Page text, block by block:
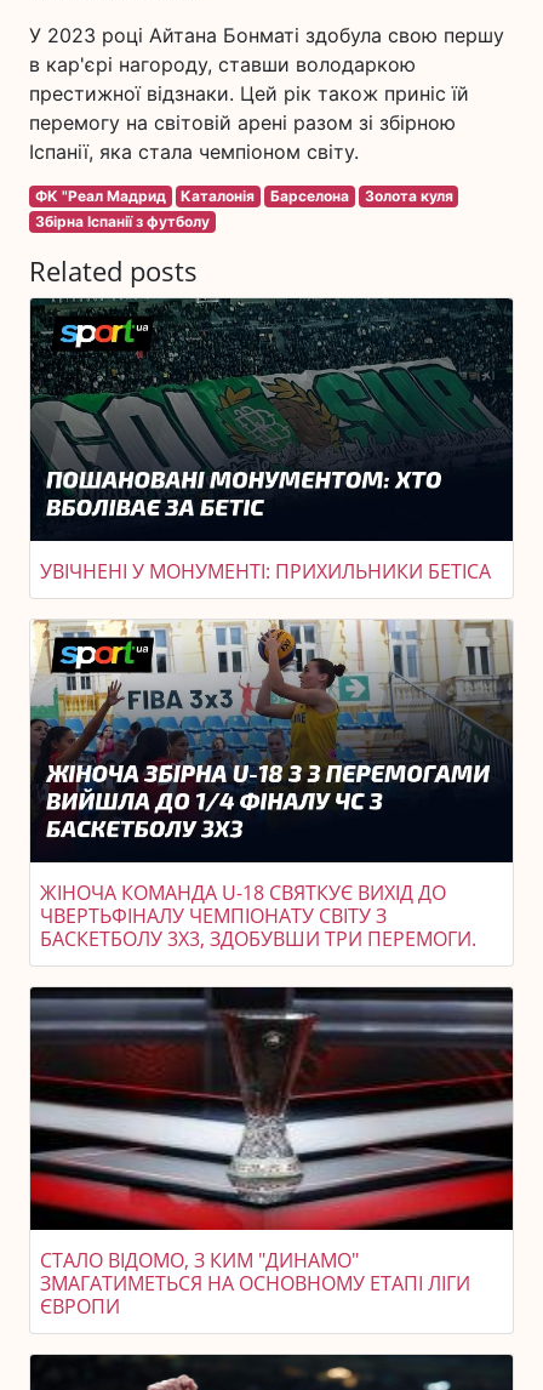
У 2023 році Айтана Бонматі здобула свою першу
в кар'єрі нагороду, ставши володаркою
престижної відзнаки. Цей рік також приніс їй
перемогу на світовій арені разом зі збірною
Іспанії, яка стала чемпіоном світу.
ФК "Реал Мадрид Каталонія Барселона
Золота куля
Збірна Іспанії з футболу
Related posts
УВІЧНЕНІ У МОНУМЕНТІ: ПРИХИЛЬНИКИ БЕТІСА
ЖІНОЧА КОМАНДА U-18 СВЯТКУЄ ВИХІД ДО
ЧВЕРТЬФІНАЛУ ЧЕМПІОНАТУ СВІТУ З
БАСКЕТБОЛУ 3X3, ЗДОБУВШИ ТРИ ПЕРЕМОГИ.
СТАЛО ВІДОМО, З КИМ "ДИНАМО"
ЗМАГАТИМЕТЬСЯ НА ОСНОВНОМУ ЕТАПІ ЛІГИ
ЄВРОПИ